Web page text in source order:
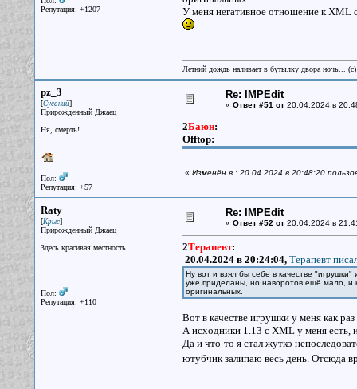
Репутация: +1207
У меня негативное отношение к XML
Летний дождь наливает в бутылку двора ночь...
pz_3
[Сусаний]
Прирожденный Джаец
Ня, смерть!
Пол:
Репутация: +57
Re: IMPEdit
« Ответ #51 от20.04.2024 в
2Баюн:
Offtop:
« Изменён в : 20.04.2024 в 20:48:20
Raty
[Крыс]
Прирожденный Джаец
Здесь красивая местность...
Пол:
Репутация: +110
Re: IMPEdit
« Ответ #52 от20.04.2024 в
2Терапевт:
20.04.2024 в 20:24:04, Терапевт
Ну вот и взял бы себе в качестве
уже приделаны, но наворотов ещё мало, и
оригинальных.
Вот в качестве игрушки у меня как
А исходники 1.13 с XML у меня есть,
Да и что-то я стал жутко
ютубчик залипаю весь день. Отсюда